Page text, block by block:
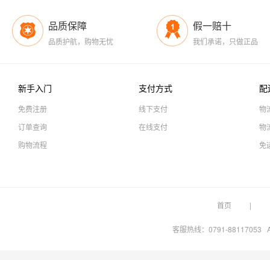
品质保障
品质护航，购物无忧
假一赔十
我们承诺，只做正品
新手入门
免费注册
订单查询
购物流程
支付方式
线下支付
在线支付
配
物
物
免
首页
客服热线：0791-88117053